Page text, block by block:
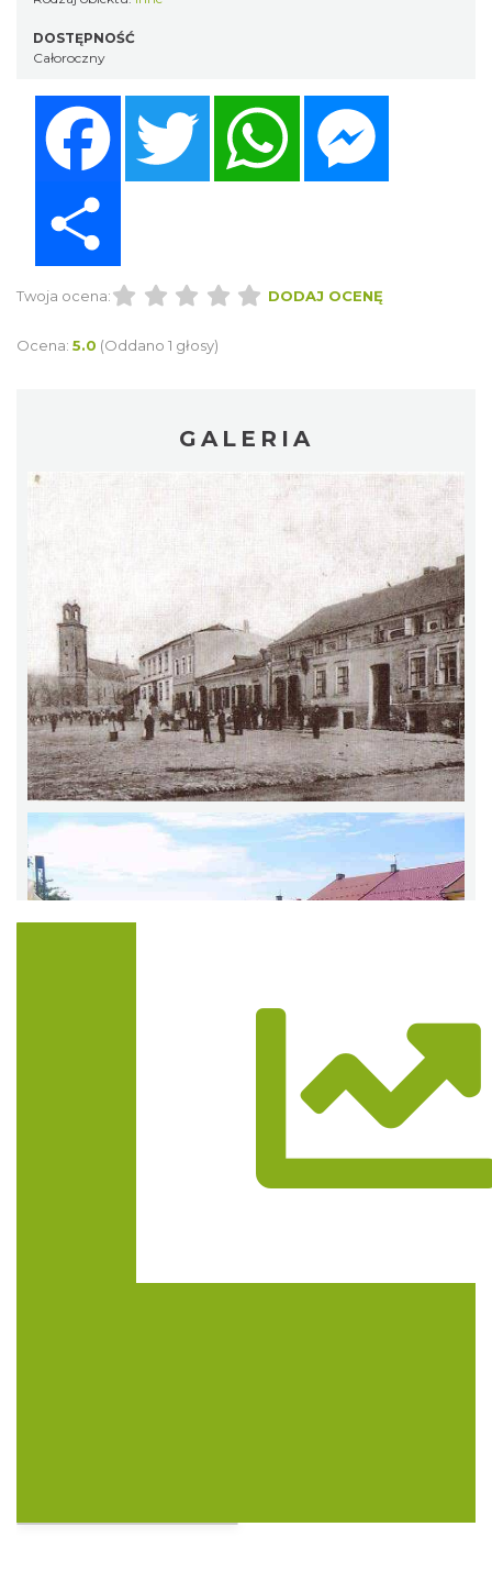
DOSTĘPNOŚĆ
Całoroczny
Twitter WhatsApp
Twoja ocena: DODAJ OCENĘ
Ocena: 5.0 (Oddano 1 głosy)
GALERIA
Trasa